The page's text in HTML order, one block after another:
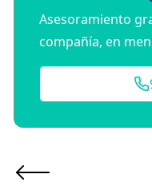
Asesoramiento
compañía, en